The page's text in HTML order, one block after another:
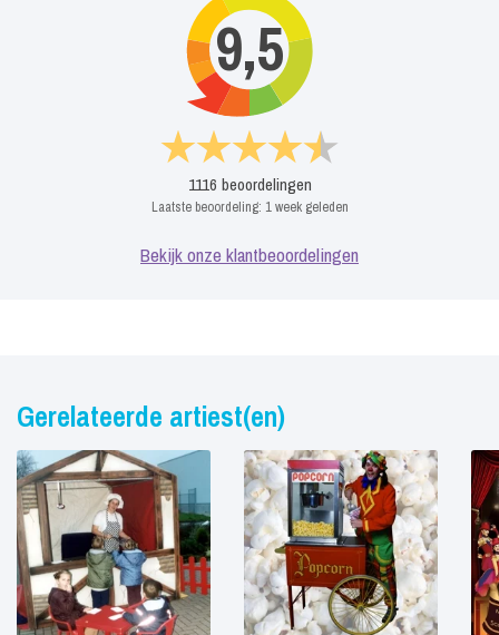
9,5
1116 beoordelingen
Laatste beoordeling: 1 week geleden
Bekijk onze klantbeoordelingen
Gerelateerde artiest(en)